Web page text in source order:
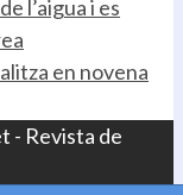
l’aigua i es
en novena
- Revista de